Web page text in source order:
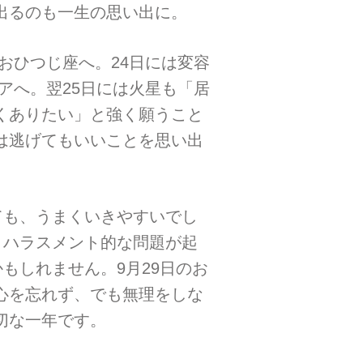
のも一生の思い出に。
ひつじ座へ。24日には変容
へ。翌25日には火星も「居
りたい」と強く願うこと
げてもいいことを思い出
、うまくいきやすいでし
ラスメント的な問題が起
しれません。9月29日のお
を忘れず、でも無理をしな
一年です。